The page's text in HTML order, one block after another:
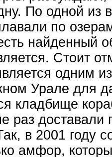
По одной из
по
найденный
Стоит
одним
Урале для
кладбище
раз доставали
в 2001 году
амфор,